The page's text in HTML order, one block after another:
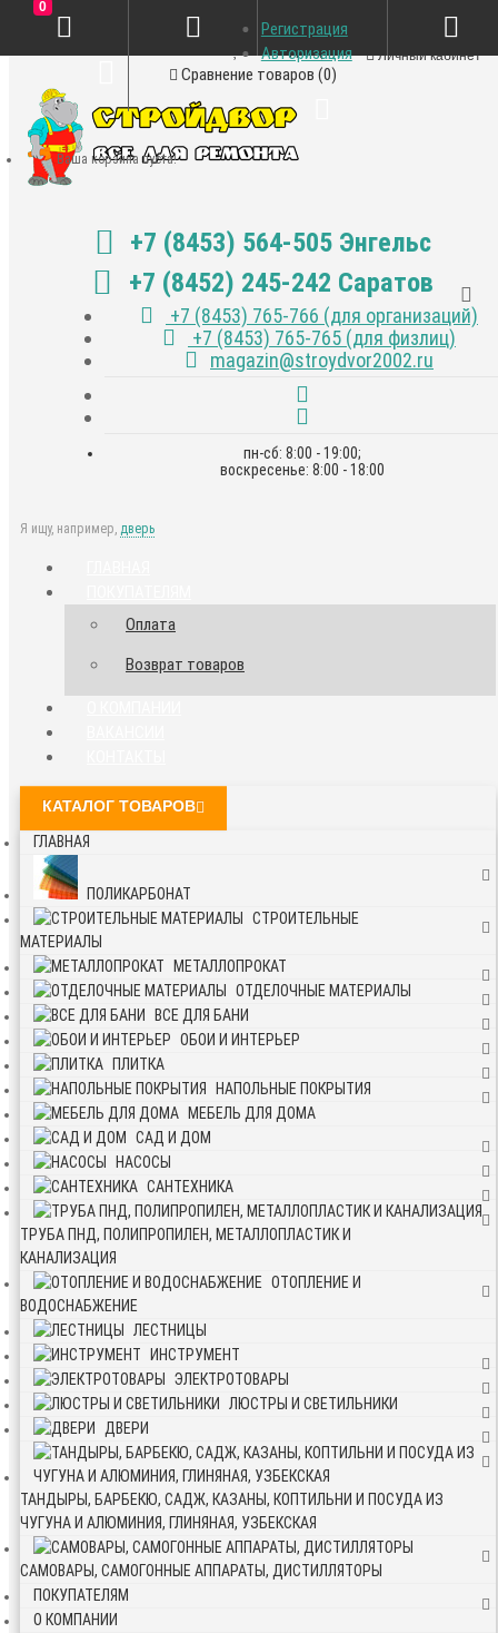
Личный кабинет
Закладки (0)
Сравнение товаров (0)
+7 (8453) 564-505 Энгельс
+7 (8452) 245-242 Саратов
+7 (8453) 765-766 (для организаций)
+7 (8453) 765-765 (для физлиц)
magazin@stroydvor2002.ru
пн-сб: 8:00 - 19:00;
воскресенье: 8:00 - 18:00
Я ищу, например, дверь
Регистрация
Авторизация
0
Ваша корзина пуста!
Оплата
Возврат товаров
КАТАЛОГ ТОВАРОВ
ГЛАВНАЯ
ПОЛИКАРБОНАТ
СТРОИТЕЛЬНЫЕ
МАТЕРИАЛЫ
МЕТАЛЛОПРОКАТ
ОТДЕЛОЧНЫЕ МАТЕРИАЛЫ
ВСЕ ДЛЯ БАНИ
ОБОИ И ИНТЕРЬЕР
ПЛИТКА
НАПОЛЬНЫЕ ПОКРЫТИЯ
МЕБЕЛЬ ДЛЯ ДОМА
САД И ДОМ
НАСОСЫ
САНТЕХНИКА
ТРУБА ПНД, ПОЛИПРОПИЛЕН, МЕТАЛЛОПЛАСТИК И
КАНАЛИЗАЦИЯ
ОТОПЛЕНИЕ И
ВОДОСНАБЖЕНИЕ
ЛЕСТНИЦЫ
ИНСТРУМЕНТ
ЭЛЕКТРОТОВАРЫ
ЛЮСТРЫ И СВЕТИЛЬНИКИ
ДВЕРИ
ТАНДЫРЫ, БАРБЕКЮ, САДЖ, КАЗАНЫ, КОПТИЛЬНИ И ПОСУДА ИЗ
ЧУГУНА И АЛЮМИНИЯ, ГЛИНЯНАЯ, УЗБЕКСКАЯ
САМОВАРЫ, САМОГОННЫЕ АППАРАТЫ, ДИСТИЛЛЯТОРЫ
ПОКУПАТЕЛЯМ
О КОМПАНИИ